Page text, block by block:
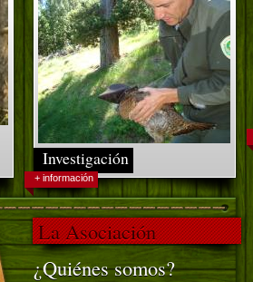
Investigación
+ información
La Asociación
¿Quiénes somos?